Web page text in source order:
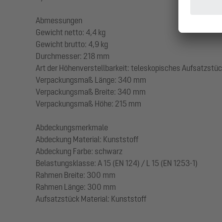
Abmessungen
Gewicht netto: 4,4 kg
Gewicht brutto: 4,9 kg
Durchmesser: 218 mm
Art der Höhenverstellbarkeit: teleskopisches
Verpackungsmaß Länge: 340 mm
Verpackungsmaß Breite: 340 mm
Verpackungsmaß Höhe: 215 mm
Abdeckungsmerkmale
Abdeckung Material: Kunststoff
Abdeckung Farbe: schwarz
Belastungsklasse: A 15 (EN 124) / L 15 (EN 1253-1)
Rahmen Breite: 300 mm
Rahmen Länge: 300 mm